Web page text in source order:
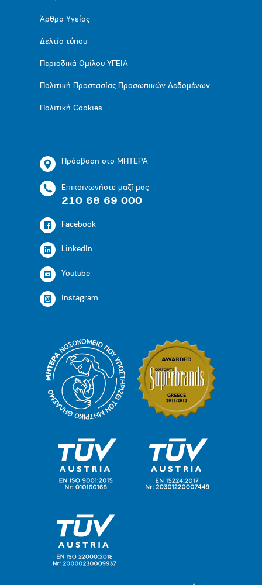
Άρθρα Υγείας
Δελτία τύπου
Περιοδικά Ομίλου ΥΓΕΙΑ
Πολιτική Προστασίας Προσωπικών Δεδομένων
Πολιτική Cookies
Πρόσβαση στο ΜΗΤΕΡΑ
Επικοινωνήστε μαζί μας
210 68 69 000
Facebook
LinkedIn
Youtube
Instagram